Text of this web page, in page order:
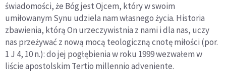
świadomości, że Bóg jest Ojcem, który w swoim
umiłowanym Synu udziela nam własnego życia. Historia
zbawienia, którą On urzeczywistnia z nami i dla nas, uczy
nas przeżywać z nową mocą teologiczną cnotę miłości (por.
1 J 4, 10 n.): do jej pogłębienia w roku 1999 wezwałem w
liście apostolskim Tertio millennio adveniente.